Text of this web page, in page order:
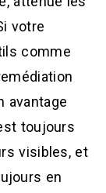
votre
comme
avantage
toujours
visibles, et
en